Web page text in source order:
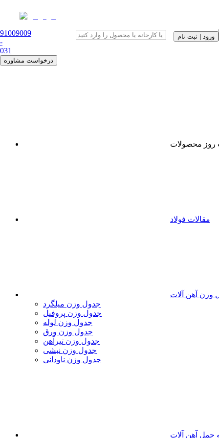
91009009
-
031
درخواست مشاوره
ورود | ثبت نام
روز محصولات
مقالات فولاد
وزن آهن آلات
جدول وزن میلگرد
جدول وزن پروفیل
جدول وزن لوله
جدول وزن ورق
جدول وزن تیرآهن
جدول وزن نبشی
جدول وزن ناودانی
حمل آهن آلات